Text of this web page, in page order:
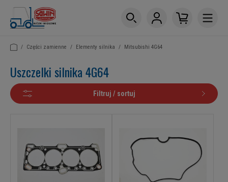
/ Części zamienne / Elementy silnika / Mitsubishi 4G64
Uszczelki silnika 4G64
Filtruj / sortuj